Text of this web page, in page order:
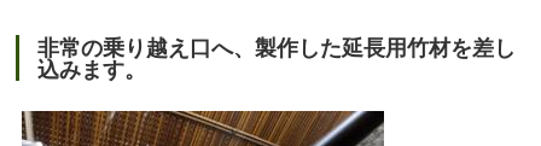
非常の乗り越え口へ、製作した延長用竹材を差し
込みます。